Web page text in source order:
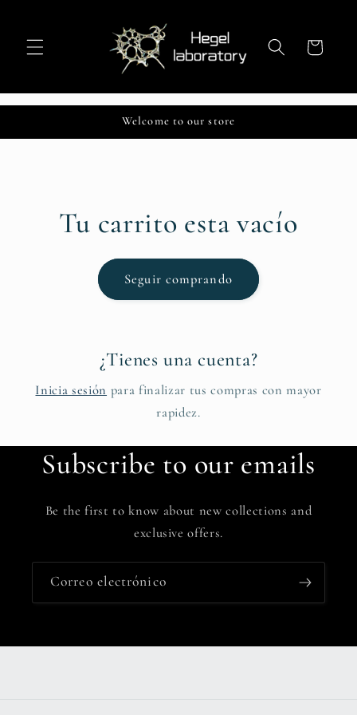
Carrito
Welcome to our store
Tu carrito esta vacío
Seguir comprando
¿Tienes una cuenta?
Inicia sesión para finalizar tus compras con mayor
rapidez.
Subscribe to our emails
Be the first to know about new collections and
exclusive offers.
Correo electrónico